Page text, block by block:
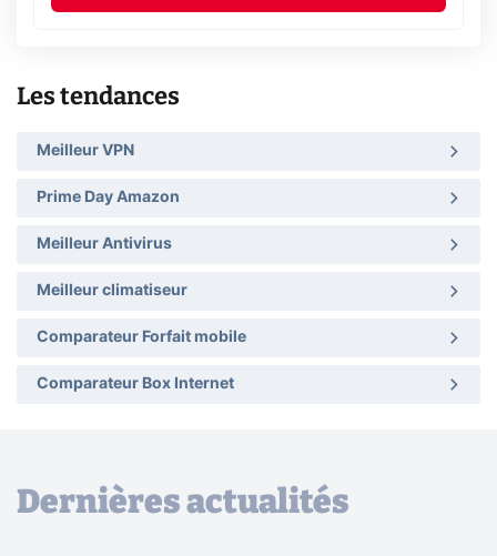
Les tendances
Meilleur VPN
Prime Day Amazon
Meilleur Antivirus
Meilleur climatiseur
Comparateur Forfait mobile
Comparateur Box Internet
Dernières actualités